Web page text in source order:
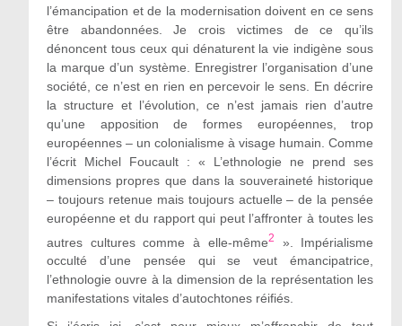
l’émancipation et de la modernisation doivent en ce sens
être abandonnées. Je crois victimes de ce qu’ils
dénoncent tous ceux qui dénaturent la vie indigène sous
la marque d’un système. Enregistrer l’organisation d’une
société, ce n’est en rien en percevoir le sens. En décrire
la structure et l’évolution, ce n’est jamais rien d’autre
qu’une apposition de formes européennes, trop
européennes – un colonialisme à visage humain. Comme
l’écrit Michel Foucault : « L’ethnologie ne prend ses
dimensions propres que dans la souveraineté historique
– toujours retenue mais toujours actuelle – de la pensée
européenne et du rapport qui peut l’affronter à toutes les
autres cultures comme à elle-même2
». Impérialisme
occulté d’une pensée qui se veut émancipatrice,
l’ethnologie ouvre à la dimension de la représentation les
manifestations vitales d’autochtones réifiés.